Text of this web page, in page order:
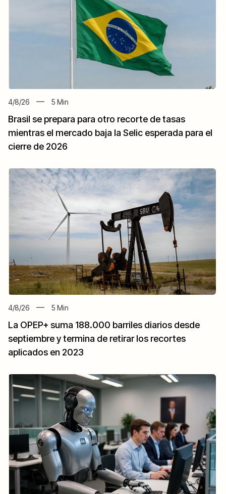
4/8/26 5 Min
Brasil se prepara para otro recorte de tasas
mientras el mercado baja la Selic esperada para el
cierre de 2026
4/8/26 5 Min
La OPEP+ suma 188.000 barriles diarios desde
septiembre y termina de retirar los recortes
aplicados en 2023